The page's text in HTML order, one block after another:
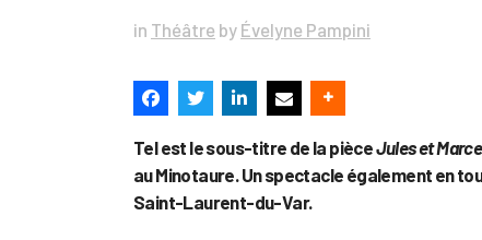
in Théâtre by Évelyne Pampini
Tel est le sous-titre de la pièceJules et
au Minotaure. Un spectacle également en
Saint-Laurent-du-Var.